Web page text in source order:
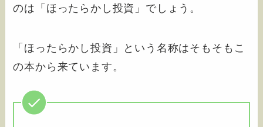
のは「ほったらかし投資」でしょう。
「ほったらかし投資」という名称はそもそもこ
の本から来ています。